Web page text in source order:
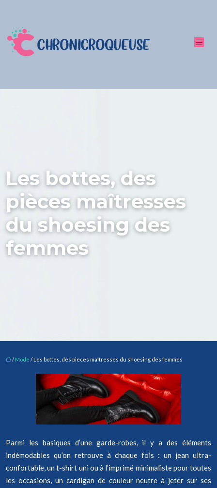
Les bottes, des
pièces maîtresses
du shoesing des
femmes
/ Mode / Les bottes, des pièces maîtresses du shoesing des femmes
Parmi les basiques d’une garde-robes, il y a des éléments
indémodables qu’on retrouve à chaque fois : un jean ultra-
confortable, un t-shirt uni ou à l’imprimé minimaliste pour toutes
les occasions, un cardigan de couleur neutre à jeter sur ses